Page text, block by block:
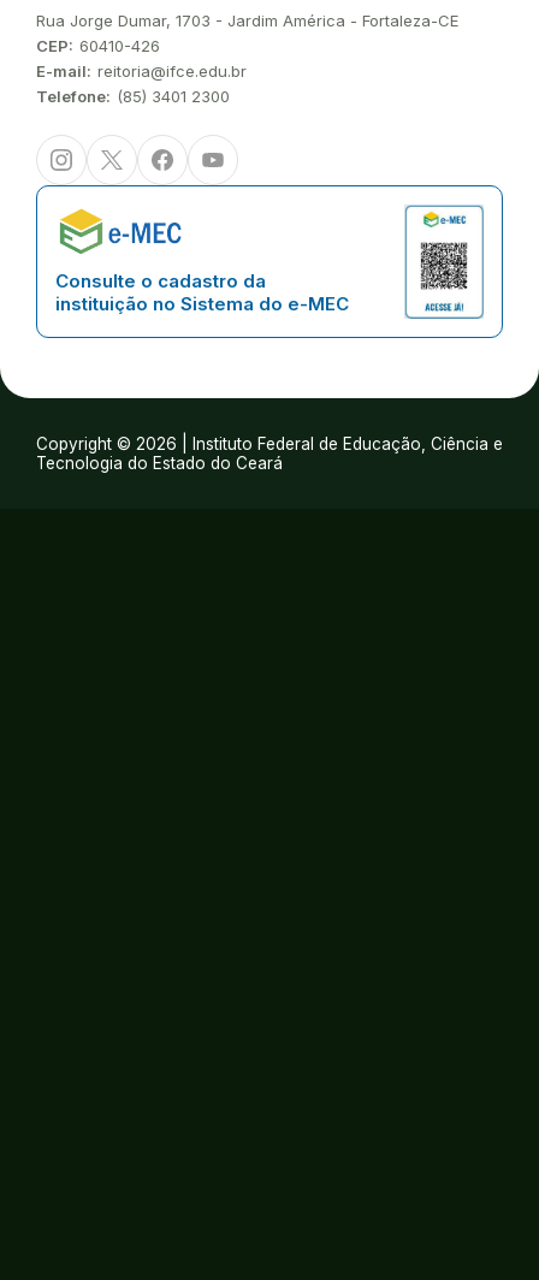
Endereço:
Rua Jorge Dumar, 1703 - Jardim América - Fortaleza-CE
CEP: 60410-426
E-mail: reitoria@ifce.edu.br
Telefone: (85) 3401 2300
InstagramTwitter/XFacebookYoutube
Consulte o cadastro da
instituição no Sistema do e-MEC
Copyright © 2026 | Instituto Federal de Educação, Ciência e
Tecnologia do Estado do Ceará